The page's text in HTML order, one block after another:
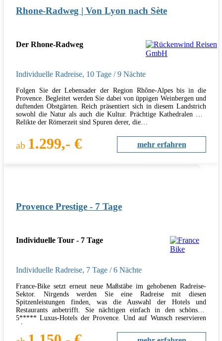
Rhone-Radweg | Von Lyon nach Sète
Der Rhone-Radweg
Individuelle Radreise, 10 Tage / 9 Nächte
Folgen Sie der Lebensader der Region Rhône-Alpes bis in die
Provence. Begleitet werden Sie dabei von üppigen Weinbergen und
duftenden Obstgärten. Reich präsentiert sich in diesem Landstrich
sowohl die Natur als auch die Kultur. Prächtige Kathedralen und
Relikte der Römerzeit sind Spuren derer, die…
ab 1.299,- € mehr erfahren
Provence Prestige - 7 Tage
Individuelle Tour - 7 Tage
Individuelle Radreise, 7 Tage / 6 Nächte
France-Bike setzt erneut neue Maßstäbe im gehobenen Radreise-
Sektor. Nirgends werden Sie eine Radreise mit diesen
Spitzenleistungen finden, was die Auswahl der Hotels und
Restaurants anbetrifft. Sie nächtigen einfach in den schönsten
5***** Luxus-Hotels der Provence. Und auf Wunsch reservieren
wir…